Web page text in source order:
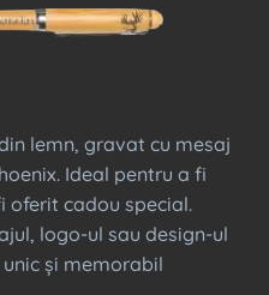
lemn, gravat cu mesaj
Ideal pentru a fi
oferit cadou special.
logo-ul sau design-ul
și memorabil